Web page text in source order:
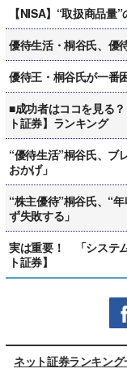
【NISA】“取扱商品量
優待生活・桐谷氏、
優待王・桐谷氏が一番
■成功者はココを見る
ト証券】ランキング
“優待生活”桐谷氏、ブ
おかげ」
“株主優待”桐谷氏、“
ず失敗する」
実は重要！ 「システ
ト証券】
ネット証券ランキング